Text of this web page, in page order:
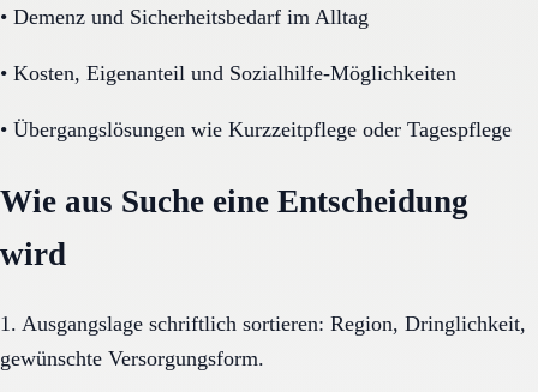
• Demenz und Sicherheitsbedarf im Alltag
• Kosten, Eigenanteil und Sozialhilfe-Möglichkeiten
• Übergangslösungen wie Kurzzeitpflege oder Tagespflege
Wie aus Suche eine Entscheidung
wird
1. Ausgangslage schriftlich sortieren: Region, Dringlichkeit,
gewünschte Versorgungsform.